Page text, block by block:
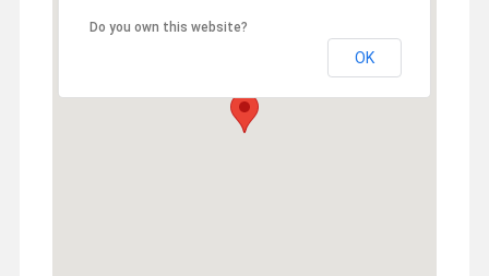
Do you own this website?
OK